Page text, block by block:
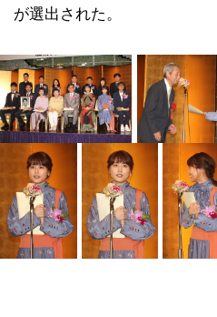
が選出された。